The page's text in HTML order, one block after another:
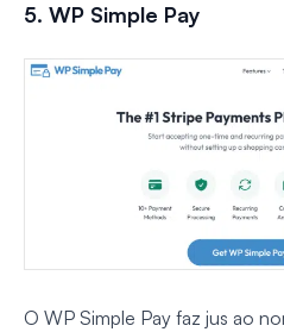
5. WP Simple Pay
O WP Simple Pay faz jus ao